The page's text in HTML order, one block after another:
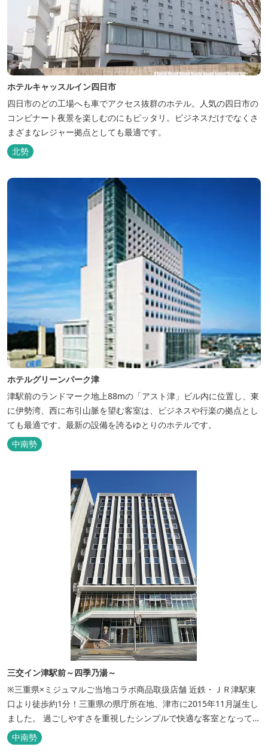
ホテルキャッスルイン四日市
四日市のどの工場へも車でアクセス抜群のホテル。人気の四日市の
コンビナート夜景を楽しむのにもピッタリ。ビジネスだけでなくさ
まざまなレジャー拠点としても最適です。
北勢
ホテルグリーンパーク津
津駅前のランドマーク地上88mの「アスト津」ビル内に位置し、東
に伊勢湾、西に布引山脈を望む客室は、ビジネスや行楽の拠点とし
ても最適です。最新の設備を誇るゆとりのホテルです。
中南勢
三交イン津駅前～四季乃湯～
※三重県×ミジュマルご当地コラボ商品取扱店舗 近鉄・ＪＲ津駅東
口より徒歩約1分！三重県の県庁所在地、津市に2015年11月誕生し
ました。 過ごしやすさを重視したシンプルで快適な客室となってお
り、ベッドはワイドなサイズで、羽毛布団をご用意。女性にやさし
いアメニティグッズを取り揃えており、連泊の方用にコインランド
中南勢